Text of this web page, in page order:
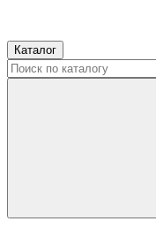
Каталог